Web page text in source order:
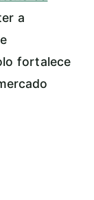
a
fortalece